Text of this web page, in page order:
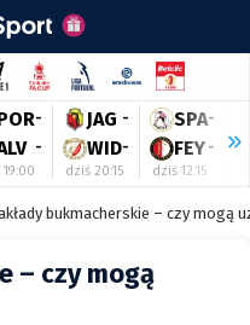
-
-
JAG -
WID-
dziś 20:15
SPA-
FEY-
dziś 12:15
bukmacherskie – czy mogą
– czy mogą